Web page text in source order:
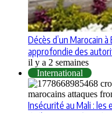
Décès d’un Marocain
approfondie des
il y a 2 semaines
International
Insécurité au Mali : les